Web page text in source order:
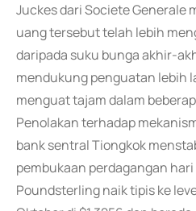
Juckes dari Societe Generale
uang tersebut telah lebih
daripada suku bunga akhir-
mendukung penguatan lebih
menguat tajam dalam
Penolakan terhadap
bank sentral Tiongkok
pembukaan perdagangan hari
Poundsterling naik tipis ke